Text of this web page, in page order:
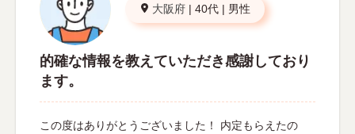
大阪府 | 40代 | 男性
的確な情報を教えていただき感謝しており
ます。
この度はありがとうございました！ 内定もらえたの